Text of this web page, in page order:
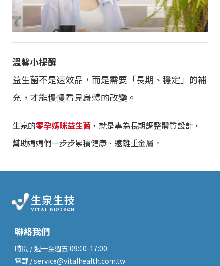
溫馨小提醒
益生菌不是速效品，而是需要「長期、穩定」的補
充，才能慢慢看見身體的改變。
生泉的零孕媽咪益生菌 ，就是專為長期調整體質設計，
幫助媽媽們一步步累積健康、遠離重金屬。
聯絡我們
時間 / 週一至週五 09:00-17:00
電郵 / service@vitalhealth.com.tw